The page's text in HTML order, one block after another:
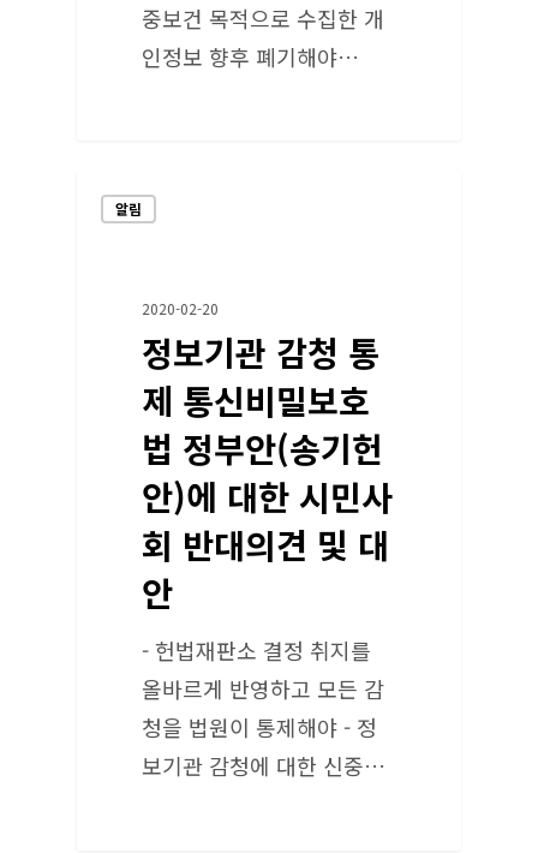
중보건 목적으로 수집한 개
인정보 향후 폐기해야…
알림
2020-02-20
정보기관 감청 통
제 통신비밀보호
법 정부안(송기헌
안)에 대한 시민사
회 반대의견 및 대
안
- 헌법재판소 결정 취지를
올바르게 반영하고 모든 감
청을 법원이 통제해야 - 정
보기관 감청에 대한 신중…